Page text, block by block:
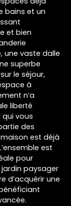
bains et un
et bien
une vaste dalle
superbe
le séjour,
à
n’a
liberté
qui vous
des
est déjà
est
pour
paysager
d’acquérir une